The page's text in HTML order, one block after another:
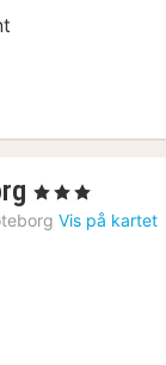
1
natt
, 3 Stjerner
Vis på kartet